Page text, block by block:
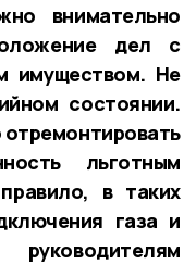
внимательно
дел с
имуществом. Не
состоянии.
льготным
в таких
газа и